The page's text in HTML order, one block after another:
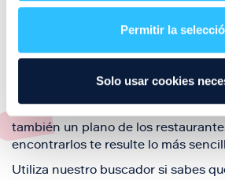
Permitir la
Solo usar cookies
también de nuestra oferta de ocio y
tu visita.
El este directorio de restaurantes
también un plano de los
encontrarlos te resulte lo más
Utiliza nuestro buscador si sabes